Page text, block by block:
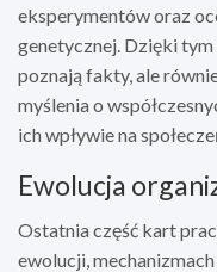
eksperymentów oraz
genetycznej. Dzięki
poznają fakty, ale
myślenia o
ich wpływie na
Ewolucja
Ostatnia część kart
ewolucji,